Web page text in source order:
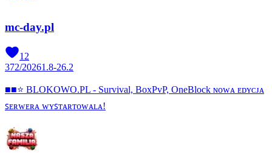
mc-day.pl
12
372/20261.8-26.2
■■⭐ BLOKOWO.PL - Survival, BoxPvP, OneBlock ɴᴏᴡᴀ ᴇᴅʏᴄᴊᴀ
ꜱᴇʀᴡᴇʀᴀ ᴡʏꜱᴛᴀʀᴛᴏᴡᴀʟᴀ!